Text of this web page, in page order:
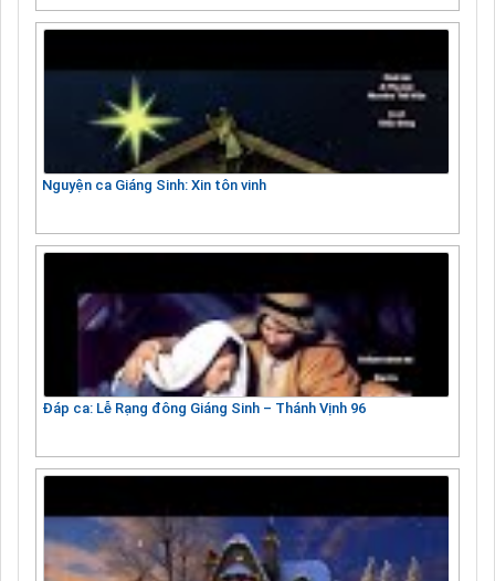
Nguyện ca Giáng Sinh: Xin tôn vinh
Đáp ca: Lễ Rạng đông Giáng Sinh – Thánh Vịnh 96